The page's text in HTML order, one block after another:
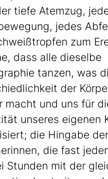
tiefe Atemzug,
jedes
zum
dass alle dieselbe
tanzen, was
der
macht und uns für
unseres eigenen
die Hingabe der
die fast
Stunden mit der